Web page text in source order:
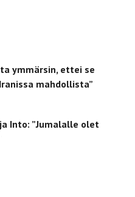
ymmärsin, ettei se
mahdollista”
Into: ”Jumalalle olet